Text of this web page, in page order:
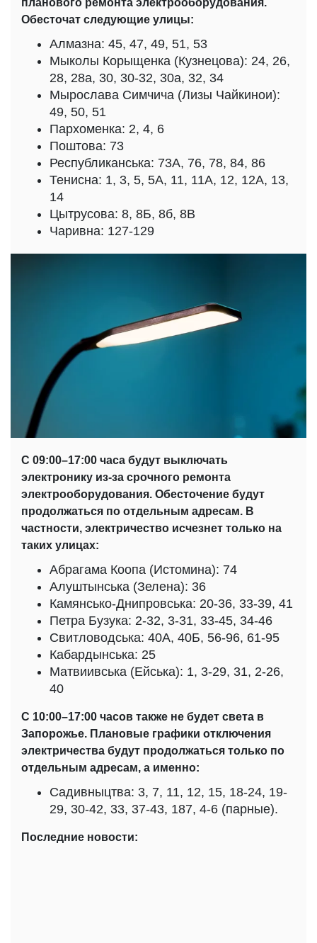
Обесточат следующие улицы:
Алмазна: 45, 47, 49, 51, 53
Мыколы Корыщенка (Кузнецова): 24, 26,
28, 28а, 30, 30-32, 30а, 32, 34
Мырослава Симчича (Лизы Чайкинои):
49, 50, 51
Пархоменка: 2, 4, 6
Поштова: 73
Республиканська: 73А, 76, 78, 84, 86
Тенисна: 1, 3, 5, 5А, 11, 11А, 12, 12А, 13,
14
Цытрусова: 8, 8Б, 8б, 8В
Чаривна: 127-129
С 09:00–17:00 часа будут выключать
электронику из-за срочного ремонта
электрооборудования. Обесточение будут
продолжаться по отдельным адресам. В
частности, электричество исчезнет только на
таких улицах:
Абрагама Коопа (Истомина): 74
Алуштынська (Зелена): 36
Камянсько-Днипровська: 20-36, 33-39, 41
Петра Бузука: 2-32, 3-31, 33-45, 34-46
Свитловодська: 40А, 40Б, 56-96, 61-95
Кабардынська: 25
Матвиивська (Ейська): 1, 3-29, 31, 2-26,
40
С 10:00–17:00 часов также не будет света в
Запорожье. Плановые графики отключения
электричества будут продолжаться только по
отдельным адресам, а именно:
Садивныцтва: 3, 7, 11, 12, 15, 18-24, 19-
29, 30-42, 33, 37-43, 187, 4-6 (парные).
Последние новости: